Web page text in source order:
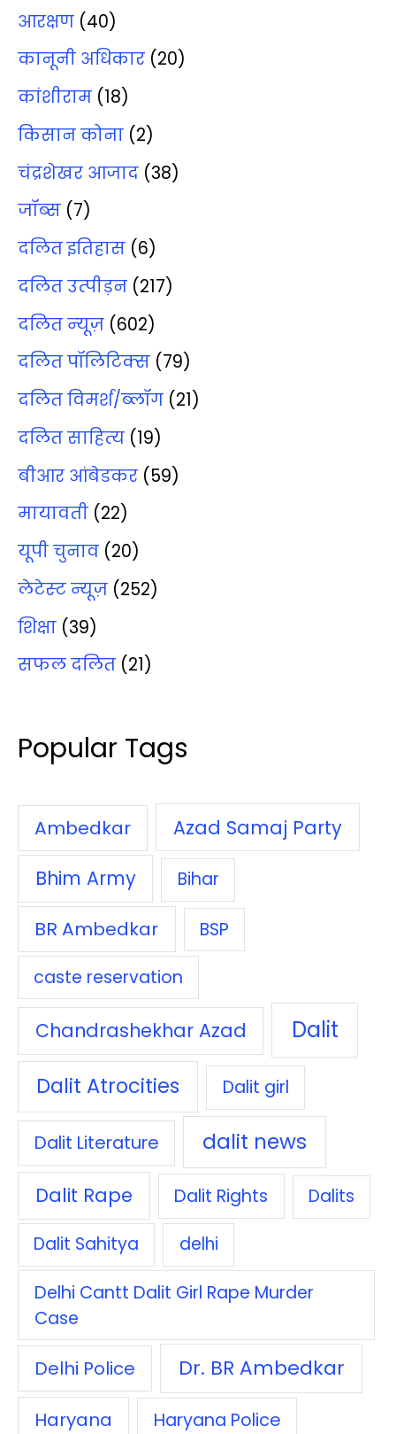
आरक्षण (40)
कानूनी अधिकार (20)
कांशीराम (18)
किसान कोना (2)
चंद्रशेखर आजाद (38)
जॉब्‍स (7)
दलित इतिहास (6)
दलित उत्‍पीड़न (217)
दलित न्‍यूज़ (602)
दलित पॉलिटिक्‍स (79)
दलित विमर्श/ब्‍लॉग (21)
दलित साहित्‍य (19)
बीआर आंबेडकर (59)
मायावती (22)
यूपी चुनाव (20)
लेटेस्‍ट न्‍यूज़ (252)
शिक्षा (39)
सफल दलित (21)
Popular Tags
Ambedkar
Azad Samaj Party
Bhim Army
Bihar
BR Ambedkar
BSP
caste reservation
Chandrashekhar Azad Dalit
Dalit Atrocities Dalit girl
Dalit Literature dalit news
Dalit Rape Dalit Rights Dalits
Dalit Sahitya delhi
Delhi Cantt Dalit Girl Rape Murder
Case
Delhi Police Dr. BR Ambedkar
Haryana Haryana Police